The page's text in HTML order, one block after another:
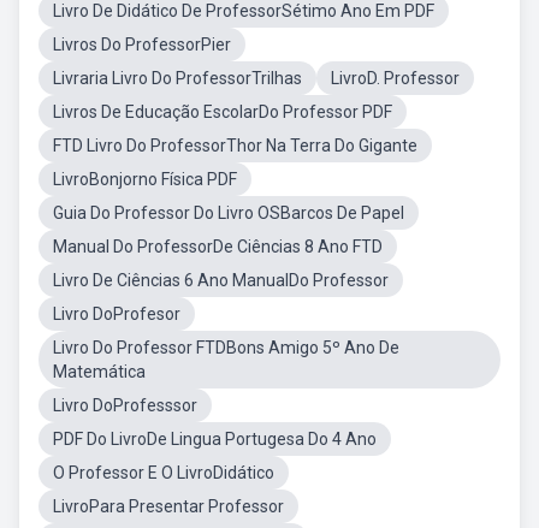
Livro De Didático De ProfessorSétimo Ano Em PDF
Livros Do ProfessorPier
Livraria Livro Do ProfessorTrilhas
LivroD. Professor
Livros De Educação EscolarDo Professor PDF
FTD Livro Do ProfessorThor Na Terra Do Gigante
LivroBonjorno Física PDF
Guia Do Professor Do Livro OSBarcos De Papel
Manual Do ProfessorDe Ciências 8 Ano FTD
Livro De Ciências 6 Ano ManualDo Professor
Livro DoProfesor
Livro Do Professor FTDBons Amigo 5º Ano De
Matemática
Livro DoProfesssor
PDF Do LivroDe Lingua Portugesa Do 4 Ano
O Professor E O LivroDidático
LivroPara Presentar Professor